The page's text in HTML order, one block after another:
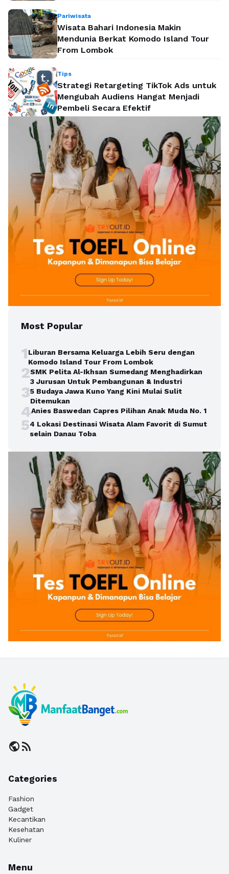
Pariwisata
Wisata Bahari Indonesia Makin
Mendunia Berkat Komodo Island Tour
From Lombok
Tips
Strategi Retargeting TikTok Ads untuk
Mengubah Audiens Hangat Menjadi
Pembeli Secara Efektif
Most Popular
1Liburan Bersama Keluarga Lebih Seru dengan
Komodo Island Tour From Lombok
2SMK Pelita Al-Ikhsan Sumedang Menghadirkan
3 Jurusan Untuk Pembangunan & Industri
35 Budaya Jawa Kuno Yang Kini Mulai Sulit
Ditemukan
4Anies Baswedan Capres Pilihan Anak Muda No. 1
54 Lokasi Destinasi Wisata Alam Favorit di Sumut
selain Danau Toba
publicrss_feed
Categories
Fashion
Gadget
Kecantikan
Kesehatan
Kuliner
Menu